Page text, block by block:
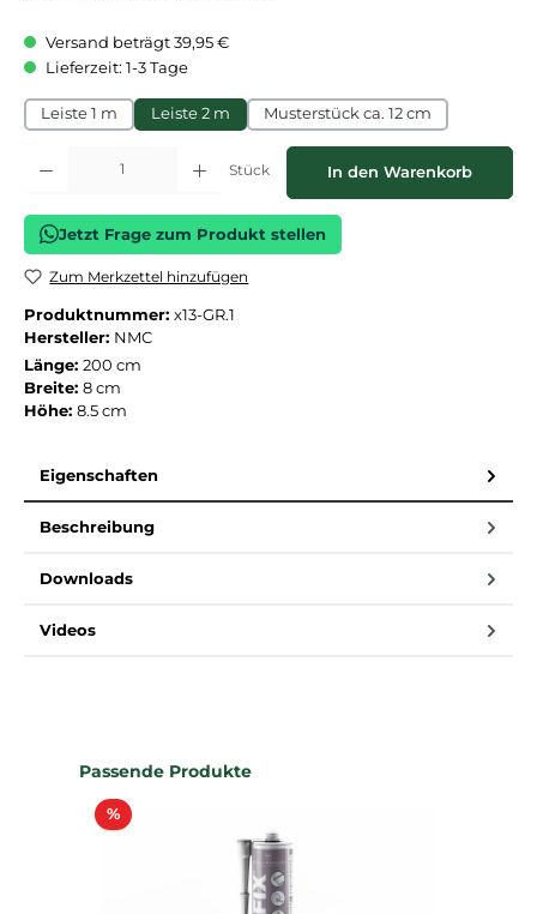
Versand beträgt 39,95 €
Lieferzeit: 1-3 Tage
Leiste 1 m Leiste 2 m Musterstück ca. 12 cm
Produkt Anzahl: Gib den gewünschten Wert ein oder benutze die
Stück In den Warenkorb
Jetzt Frage zum Produkt stellen
Zum Merkzettel hinzufügen
Produktnummer: x13-GR.1
Hersteller: NMC
Länge: 200 cm
Breite: 8 cm
Höhe: 8.5 cm
Eigenschaften
Beschreibung
Downloads
Videos
Produktgalerie überspringen
Passende Produkte
%Rabatt